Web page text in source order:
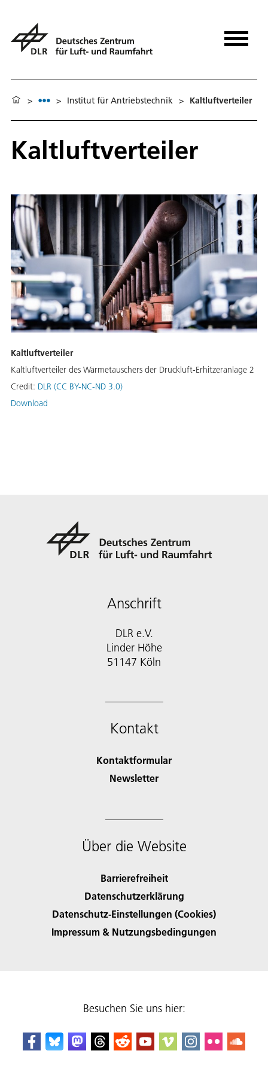
> > Institut für Antriebstechnik > Kaltluftverteiler
Kaltluftverteiler
Kaltluftverteiler
Kaltluftverteiler des Wärmetauschers der Druckluft-Erhitzeranlage 2
Credit: DLR (CC BY-NC-ND 3.0)
Download
Anschrift
DLR e.V.
Linder Höhe
51147 Köln
Kontakt
Kontaktformular
Newsletter
Über die Website
Barrierefreiheit
Datenschutzerklärung
Datenschutz-Einstellungen (Cookies)
Impressum & Nutzungsbedingungen
Besuchen Sie uns hier: